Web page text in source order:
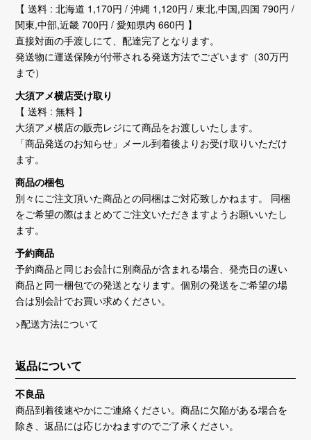
【 送料 : 北海道 1,170円 / 沖縄 1,120円 / 東北,中国,四国 790円 /
関東,中部,近畿 700円 / 愛知県内 660円 】
直接対面の手渡しにて、配達完了となります。
発送物に運送保険が付帯される発送方法でございます（30万円
まで）
大須アメ横店受け取り
【 送料 : 無料 】
大須アメ横店の販売レジにて商品をお渡しいたします。
「商品発送のお知らせ」メール到着後よりお受け取りいただけ
ます。
商品の梱包
別々にご注文頂いた商品との同梱はご対応致しかねます。 同梱
をご希望の際はまとめてご注文いただきますようお願いいたし
ます。
予約商品
予約商品と同じお会計に別商品が含まれる場合、発売日の遅い
商品と同一梱包での発送となります。個別の発送をご希望の場
合は別会計でお買い求めください。
>配送方法について
返品について
不良品
商品到着後速やかにご連絡ください。商品に欠陥がある場合を
除き、返品には応じかねますのでご了承ください。